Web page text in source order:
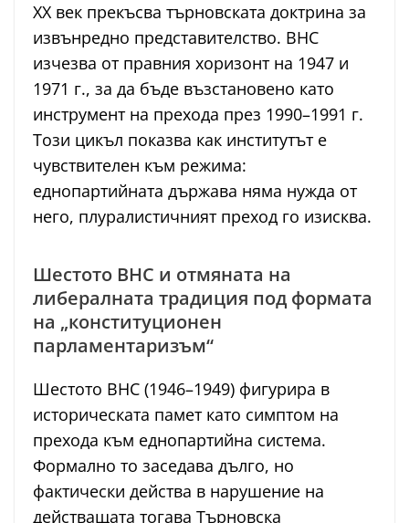
XX век прекъсва търновската доктрина за
извънредно представителство. ВНС
изчезва от правния хоризонт на 1947 и
1971 г., за да бъде възстановено като
инструмент на прехода през 1990–1991 г.
Този цикъл показва как институтът е
чувствителен към режима:
еднопартийната държава няма нужда от
него, плуралистичният преход го изисква.
Шестото ВНС и отмяната на
либералната традиция под формата
на „конституционен
парламентаризъм“
Шестото ВНС (1946–1949) фигурира в
историческата памет като симптом на
прехода към еднопартийна система.
Формално то заседава дълго, но
фактически действа в нарушение на
действащата тогава Търновска